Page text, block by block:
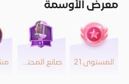
معرض الأوسمة
المستوى 21 صانع المحتوى